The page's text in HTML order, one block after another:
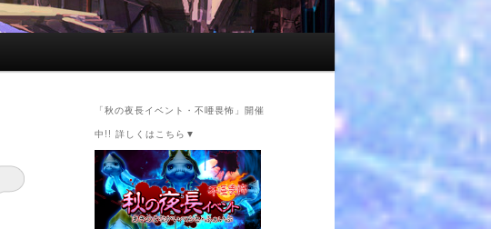
「秋の夜長イベント・不唖畏怖」開催
中!! 詳しくはこちら▼